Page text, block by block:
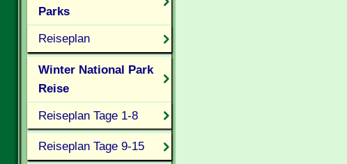
Parks
Reiseplan
Winter National Park
Reise
Reiseplan Tage 1-8
Reiseplan Tage 9-15